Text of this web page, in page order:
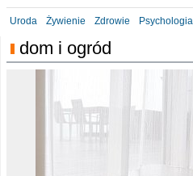
Uroda Żywienie Zdrowie Psychologia
dom i ogród